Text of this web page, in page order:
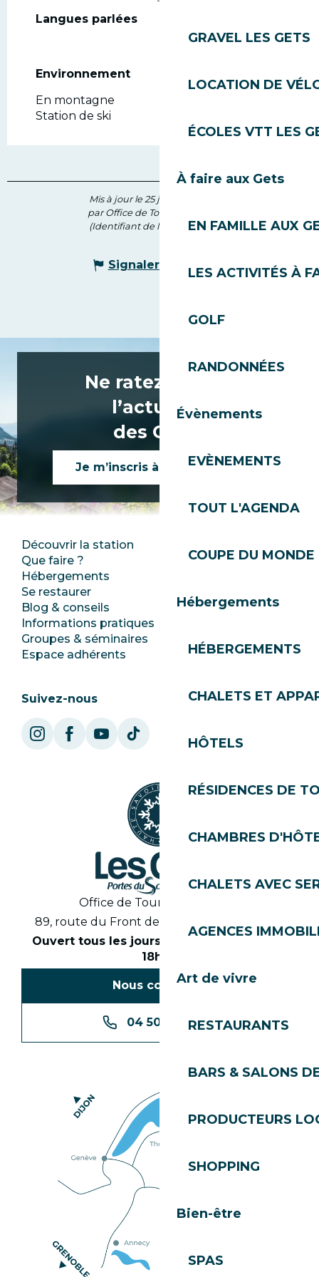
GRAVEL LES GETS
LOCATION DE
ÉCOLES VTT LES
À faire aux Gets
EN FAMILLE AUX
LES ACTIVITÉS À
GOLF
RANDONNÉES
Évènements
EVÈNEMENTS
TOUT L'AGENDA
COUPE DU
Hébergements
HÉBERGEMENTS
CHALETS ET
HÔTELS
RÉSIDENCES DE
CHAMBRES
CHALETS AVEC
AGENCES
Art de vivre
RESTAURANTS
BARS & SALONS
PRODUCTEURS
SHOPPING
Bien-être
SPAS
Langues parlées
Langues parlées
Environnement
Environnement
En montagne
Station de ski
Mis à jour le 25 juin 2026 à 10:47
par Office de Tourisme des Gets
(Identifiant de l'offre :
7889734 )
Signaler une erreur
Ne ratez rien de
l’actualité
des Gets !
Je m’inscris à la newsletter
Découvrir la station
Que faire ?
Hébergements
Se restaurer
Blog & conseils
Informations pratiques
Groupes & séminaires
Espace adhérents
Club Les Gets
Ecotourisme
SoleGets
Les Gets Tourisme
Suivez-nous
Office de Tourisme des Gets
89, route du Front de Neige 74260 Les Gets
Ouvert tous les jours en saison de 8h30 à
18h30
Nous contacter
04 50 74 74 74